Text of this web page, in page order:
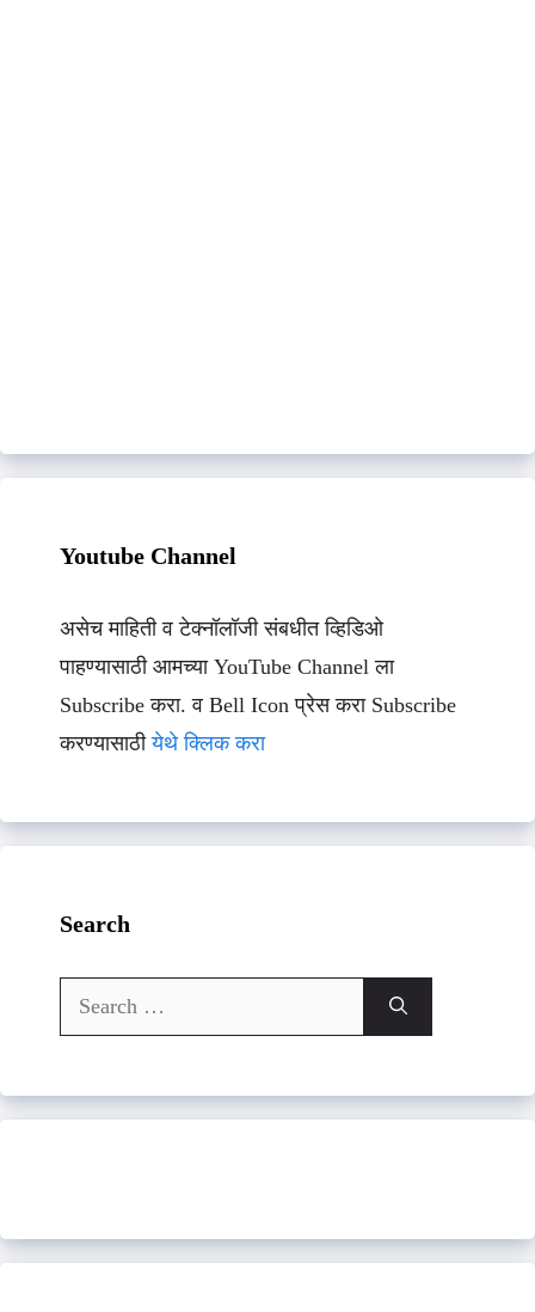
Youtube Channel
असेच माहिती व टेक्नॉलॉजी संबधीत व्हिडिओ
पाहण्यासाठी आमच्या YouTube Channel ला
Subscribe करा. व Bell Icon प्रेस करा Subscribe
करण्यासाठीयेथे क्लिक करा
Search
Search
for: